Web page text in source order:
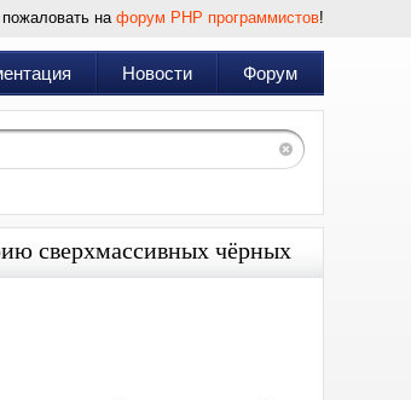
на форум PHP программистов!
Новости Форум
сверхмассивных чёрных